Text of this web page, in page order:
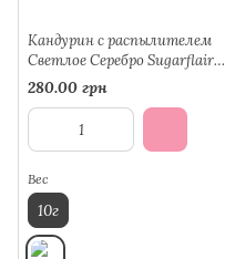
Кандурин с распылителем
Светлое Серебро Sugarflair
Edible Lustre Powder Light
Silver, 10г
280.00 грн
Вес
10г